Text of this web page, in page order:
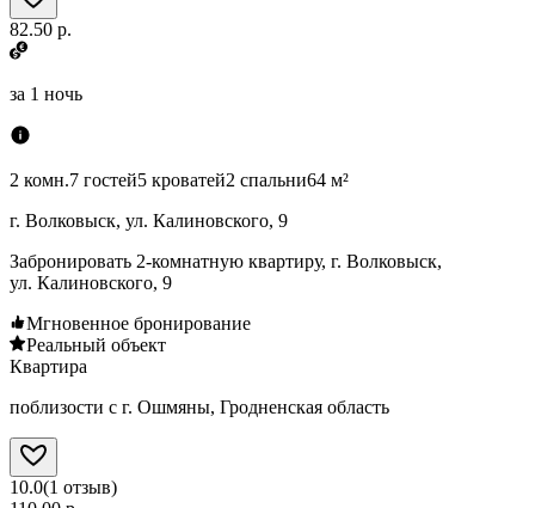
82.50 р.
за 1 ночь
2 комн.7 гостей5 кроватей2 спальни64 м²
г. Волковыск, ул. Калиновского, 9
Забронировать 2-комнатную квартиру, г. Волковыск,
ул. Калиновского, 9
Мгновенное бронирование
Реальный объект
Квартира
поблизости с г. Ошмяны, Гродненская область
10.0(1 отзыв)